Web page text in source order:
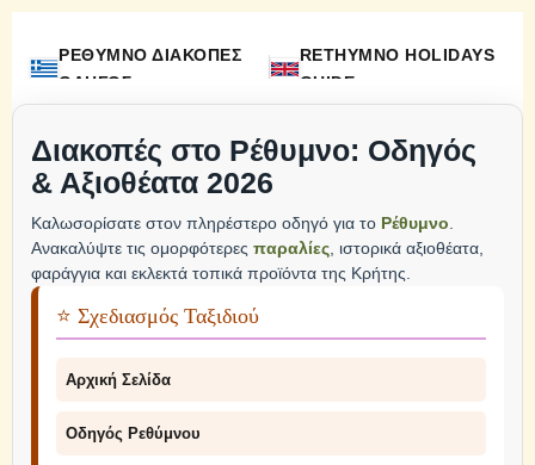
ΡΕΘΥΜΝΟ ΔΙΑΚΟΠΕΣ
ΟΔΗΓΟΣ
RETHYMNO HOLIDAYS
GUIDE
Διακοπές στο Ρέθυμνο: Οδηγός
& Αξιοθέατα 2026
Καλωσορίσατε στον πληρέστερο οδηγό για το Ρέθυμνο
Ανακαλύψτε τις ομορφότερες παραλίες , ιστορικά αξιοθέατα,
φαράγγια και εκλεκτά τοπικά προϊόντα της Κρήτης.
⭐ Σχεδιασμός Ταξιδιού
Αρχική Σελίδα
Οδηγός Ρεθύμνου